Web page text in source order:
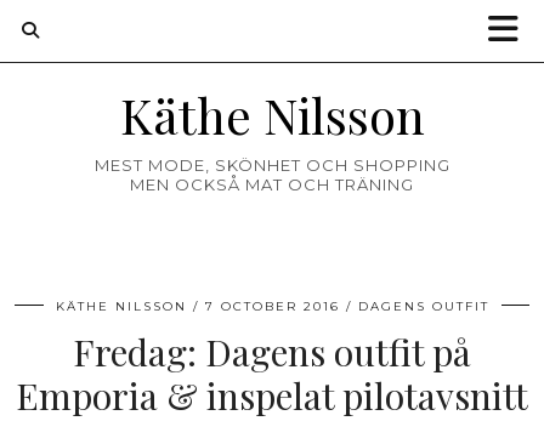
Käthe Nilsson
MEST MODE, SKÖNHET OCH SHOPPING
MEN OCKSÅ MAT OCH TRÄNING
KÄTHE NILSSON 7 OCTOBER 2016 DAGENS OUTFIT
Fredag: Dagens outfit på
Emporia & inspelat pilotavsnitt